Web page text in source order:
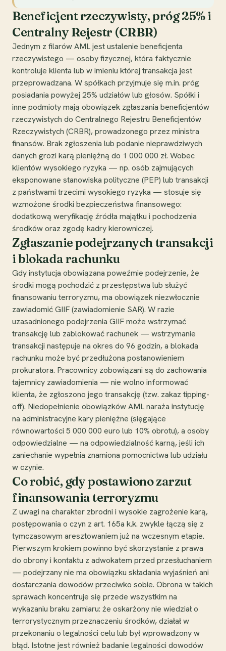
Beneficjent rzeczywisty, próg 25% i
Centralny Rejestr (CRBR)
Jednym z filarów AML jest ustalenie beneficjenta
rzeczywistego — osoby fizycznej, która faktycznie
kontroluje klienta lub w imieniu której transakcja jest
przeprowadzana. W spółkach przyjmuje się m.in. próg
posiadania powyżej 25% udziałów lub głosów. Spółki i
inne podmioty mają obowiązek zgłaszania beneficjentów
rzeczywistych do Centralnego Rejestru Beneficjentów
Rzeczywistych (CRBR), prowadzonego przez ministra
finansów. Brak zgłoszenia lub podanie nieprawdziwych
danych grozi karą pieniężną do 1 000 000 zł. Wobec
klientów wysokiego ryzyka — np. osób zajmujących
eksponowane stanowiska polityczne (PEP) lub transakcji
z państwami trzecimi wysokiego ryzyka — stosuje się
wzmożone środki bezpieczeństwa finansowego:
dodatkową weryfikację źródła majątku i pochodzenia
środków oraz zgodę kadry kierowniczej.
Zgłaszanie podejrzanych transakcji
i blokada rachunku
Gdy instytucja obowiązana poweźmie podejrzenie, że
środki mogą pochodzić z przestępstwa lub służyć
finansowaniu terroryzmu, ma obowiązek niezwłocznie
zawiadomić GIIF (zawiadomienie SAR). W razie
uzasadnionego podejrzenia GIIF może wstrzymać
transakcję lub zablokować rachunek — wstrzymanie
transakcji następuje na okres do 96 godzin, a blokada
rachunku może być przedłużona postanowieniem
prokuratora. Pracownicy zobowiązani są do zachowania
tajemnicy zawiadomienia — nie wolno informować
klienta, że zgłoszono jego transakcję (tzw. zakaz tipping-
off). Niedopełnienie obowiązków AML naraża instytucję
na administracyjne kary pieniężne (sięgające
równowartości 5 000 000 euro lub 10% obrotu), a osoby
odpowiedzialne — na odpowiedzialność karną, jeśli ich
zaniechanie wypełnia znamiona pomocnictwa lub udziału
w czynie.
Co robić, gdy postawiono zarzut
finansowania terroryzmu
Z uwagi na charakter zbrodni i wysokie zagrożenie karą,
postępowania o czyn z art. 165a k.k. zwykle łączą się z
tymczasowym aresztowaniem już na wczesnym etapie.
Pierwszym krokiem powinno być skorzystanie z prawa
do obrony i kontaktu z adwokatem przed przesłuchaniem
— podejrzany nie ma obowiązku składania wyjaśnień ani
dostarczania dowodów przeciwko sobie. Obrona w takich
sprawach koncentruje się przede wszystkim na
wykazaniu braku zamiaru: że oskarżony nie wiedział o
terrorystycznym przeznaczeniu środków, działał w
przekonaniu o legalności celu lub był wprowadzony w
błąd. Istotne jest również badanie legalności dowodów